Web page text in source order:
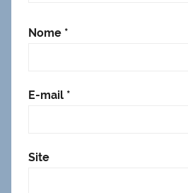
Nome *
E-mail *
Site